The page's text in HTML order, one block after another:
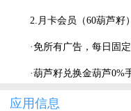
2.月卡会员（60葫芦籽
·免所有广告，每日固
·葫芦籽兑换金葫芦0%
应用信息